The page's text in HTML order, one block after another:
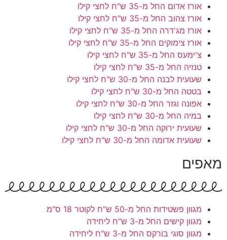
אורז אדום החל מ-35 ש"ח לחצי קילו
אורז צהוב החל מ-35 ש"ח לחצי קילו
אורז מג'דרה החל מ-35 ש"ח לחצי קילו
אורז צימוקים החל מ-35 ש"ח לחצי קילו
צ'ימעס החל מ-35 ש"ח לחצי קילו
טנזיה החל מ-35 ש"ח לחצי קילו
שעועית לבנה החל מ-30 ש"ח לחצי קילו
בטטה החל מ-30 ש"ח לחצי קילו
אפונה וגזר החל מ-30 ש"ח לחצי קילו
במיה החל מ-30 ש"ח לחצי קילו
שעועית ירוקה החל מ-30 ש"ח לחצי קילו
שעועית אדומה החל מ-30 ש"ח לחצי קילו
מאפים
מגוון פשטידות החל מ-50 ש"ח לקוטר 18 ס"מ
מגוון קישים החל מ-3 ש"ח ליחידה
מגוון סוגי בורקס החל מ-3 ש"ח ליחידה